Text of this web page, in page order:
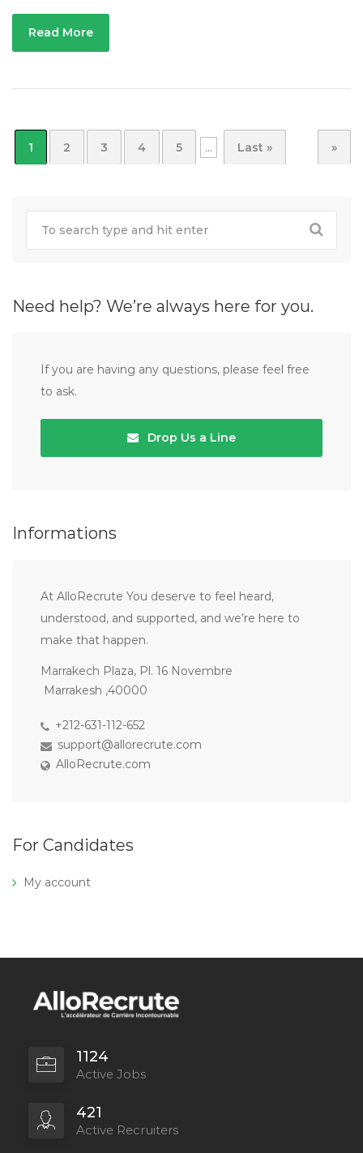
Read More
1 2 3 4 5 ... »
Last »
Need help? We’re always here for you.
If you are having any questions, please feel free
to ask.
Drop Us a Line
Informations
At AlloRecrute You deserve to feel heard,
understood, and supported, and we’re here to
make that happen.
Marrakech Plaza, Pl. 16 Novembre
Marrakesh ,40000
+212-631-112-652
support@allorecrute.com
AlloRecrute.com
For Candidates
My account
1124
Active Jobs
421
Active Recruiters